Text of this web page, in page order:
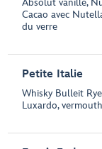
Absolut vanille,
Cacao avec
du verre
Petite Italie
Whisky Bulleit
Luxardo,